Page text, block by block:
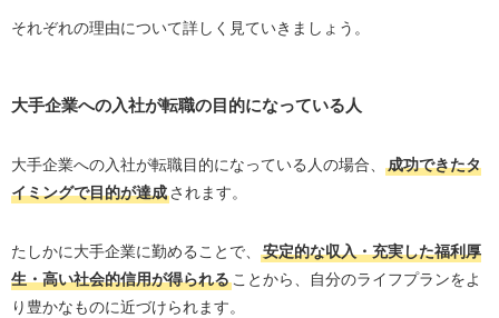
それぞれの理由について詳しく見ていきましょう。
大手企業への入社が転職の目的になっている人
大手企業への入社が転職目的になっている人の場合、
成功できたタ
イミングで目的が達成されます。
たしかに大手企業に勤めることで、
安定的な収入・充実した福利厚
生・高い社会的信用が得られることから
自分のライフプランをよ
り豊かなものに近づけられます。